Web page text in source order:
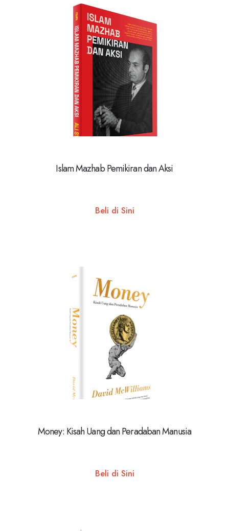
Islam Mazhab Pemikiran dan Aksi
Beli di Sini
Money: Kisah Uang dan Peradaban Manusia
Beli di Sini